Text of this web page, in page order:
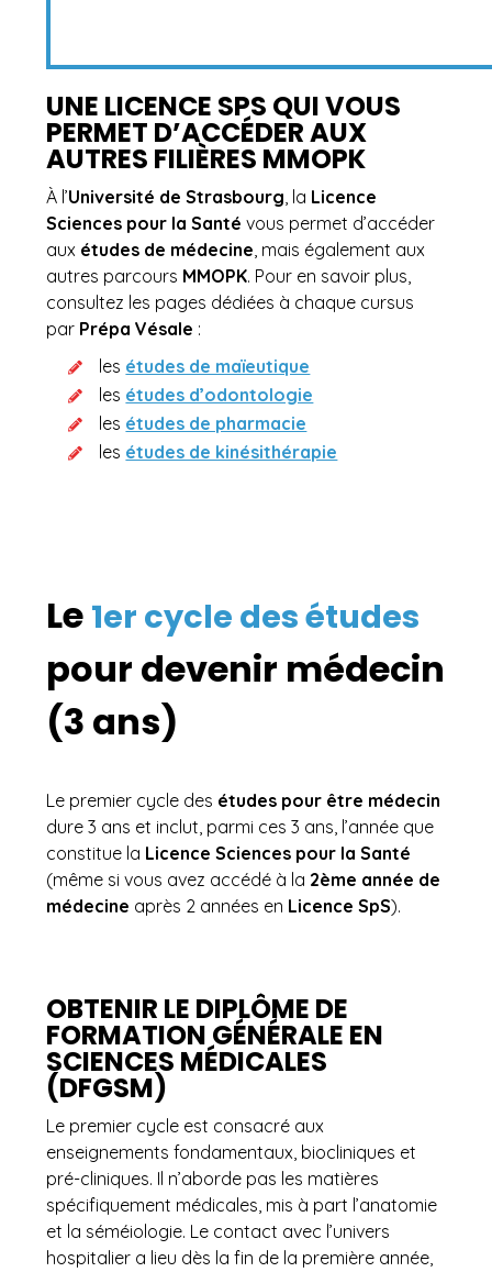
UNE LICENCE SPS QUI VOUS
PERMET D’ACCÉDER AUX
AUTRES FILIÈRES MMOPK
À l’Université de Strasbourg, la Licence
Sciences pour la Santé vous permet d’accéder
aux études de médecine, mais également aux
autres parcours MMOPK. Pour en savoir plus,
consultez les pages dédiées à chaque cursus
par Prépa Vésale :
les études de maïeutique
les études d’odontologie
les études de pharmacie
les études de kinésithérapie
Le 1er cycle des études
pour devenir médecin
(3 ans)
Le premier cycle des études pour être médecin
dure 3 ans et inclut, parmi ces 3 ans, l’année que
constitue la Licence Sciences pour la Santé
(même si vous avez accédé à la 2ème année de
médecine après 2 années en Licence SpS).
OBTENIR LE DIPLÔME DE
FORMATION GÉNÉRALE EN
SCIENCES MÉDICALES
(DFGSM)
Le premier cycle est consacré aux
enseignements fondamentaux, biocliniques et
pré-cliniques. Il n’aborde pas les matières
spécifiquement médicales, mis à part l’anatomie
et la séméiologie. Le contact avec l’univers
hospitalier a lieu dès la fin de la première année,